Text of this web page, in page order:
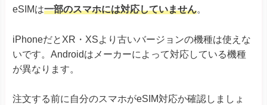
eSIMは一部のスマホには対応していません。
iPhoneだとXR・XSより古いバージョンの機種は使えな
いです。Androidはメーカーによって対応している機種
が異なります。
注文する前に自分のスマホがeSIM対応か確認しましょ